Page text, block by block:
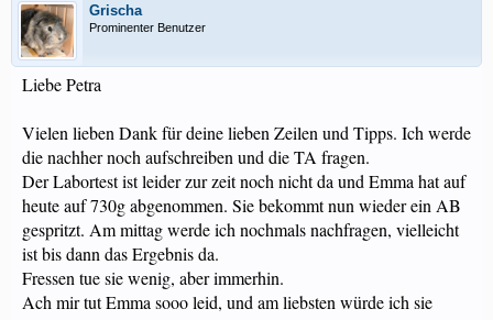
Grischa
Prominenter Benutzer
Liebe Petra
Vielen lieben Dank für deine lieben Zeilen und Tipps. Ich werde
die nachher noch aufschreiben und die TA fragen.
Der Labortest ist leider zur zeit noch nicht da und Emma hat auf
heute auf 730g abgenommen. Sie bekommt nun wieder ein AB
gespritzt. Am mittag werde ich nochmals nachfragen, vielleicht
ist bis dann das Ergebnis da.
Fressen tue sie wenig, aber immerhin.
Ach mir tut Emma sooo leid, und am liebsten würde ich sie